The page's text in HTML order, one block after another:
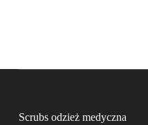
Scrubs odzież medyczna